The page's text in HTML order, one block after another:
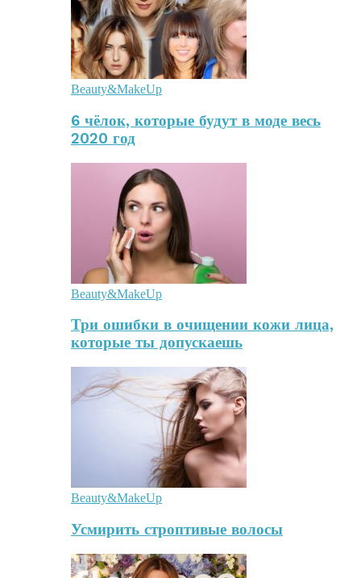
Beauty&MakeUp
6 чёлок, которые будут в моде весь
2020 год
Beauty&MakeUp
Три ошибки в очищении кожи лица,
которые ты допускаешь
Beauty&MakeUp
Усмирить строптивые волосы